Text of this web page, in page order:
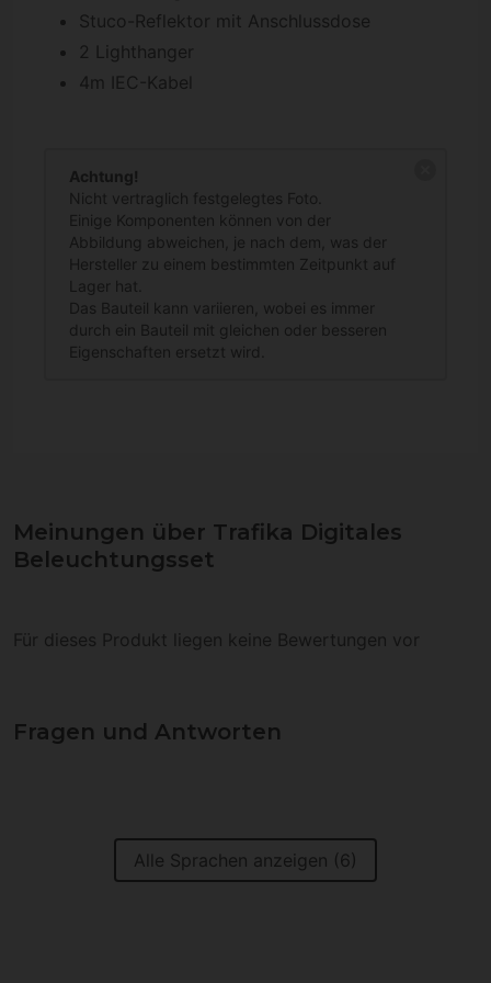
Stuco-Reflektor mit Anschlussdose
2 Lighthanger
4m IEC-Kabel
Achtung!
Nicht vertraglich festgelegtes Foto.
Einige Komponenten können von der
Abbildung abweichen, je nach dem, was der
Hersteller zu einem bestimmten Zeitpunkt auf
Lager hat.
Das Bauteil kann variieren, wobei es immer
durch ein Bauteil mit gleichen oder besseren
Eigenschaften ersetzt wird.
Meinungen über Trafika Digitales
Beleuchtungsset
Für dieses Produkt liegen keine Bewertungen vor
Fragen und Antworten
Alle Sprachen anzeigen (6)